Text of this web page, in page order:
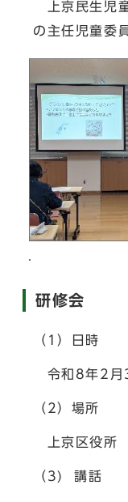
上京民生児
の主任児童委
研修会
（1）日時
令和8年2
（2）場所
上京区役所
（3) 講話